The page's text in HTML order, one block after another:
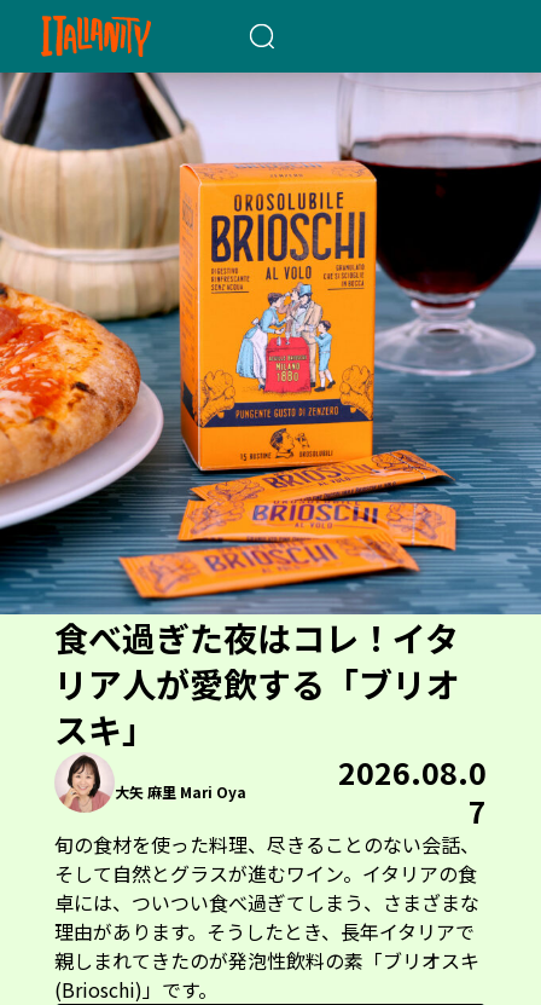
食べ過ぎた夜はコレ！イタ
リア人が愛飲する「ブリオ
スキ」
大矢 麻里 Mari Oya
2026.08.0
7
旬の食材を使った料理、尽きることのない会話、
そして自然とグラスが進むワイン。イタリアの食
卓には、ついつい食べ過ぎてしまう、さまざまな
理由があります。そうしたとき、長年イタリアで
親しまれてきたのが発泡性飲料の素「ブリオスキ
(Brioschi)」です。